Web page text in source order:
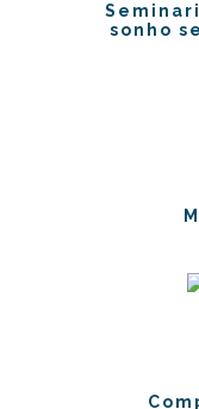
sonho